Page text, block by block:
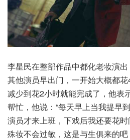
李星民在整部作品中都化老妆演
其他演员早出门，一开始大概都
减少到花2小时就能完成了，他表
帮忙，他说：“每天早上当我提早
演员才来上班，下戏后我还要花
殊妆不会过敏，这是与生俱来的